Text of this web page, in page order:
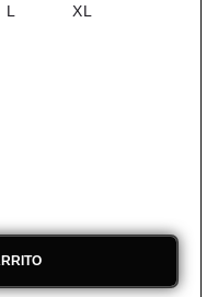
L XL